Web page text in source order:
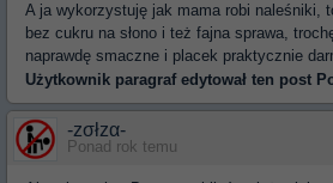
A ja wykorzystuję jak mama robi naleśniki,
bez cukru na słono i też fajna sprawa,
naprawdę smaczne i placek praktycznie
Użytkownik paragrafedytował ten post
-zσłzα-
Ponad rok temu